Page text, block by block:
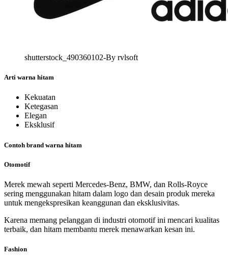
shutterstock_490360102-By rvlsoft
Arti warna hitam
Kekuatan
Ketegasan
Elegan
Eksklusif
Contoh brand warna hitam
Otomotif
Merek mewah seperti Mercedes-Benz, BMW, dan Rolls-Royce
sering menggunakan hitam dalam logo dan desain produk mereka
untuk mengekspresikan keanggunan dan eksklusivitas.
Karena memang pelanggan di industri otomotif ini mencari kualitas
terbaik, dan hitam membantu merek menawarkan kesan ini.
Fashion